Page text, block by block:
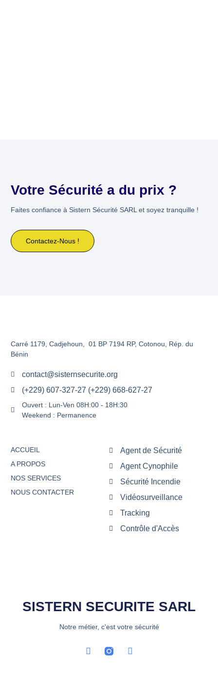
Votre Sécurité a du prix ?
Faites confiance à Sistern Sécurité SARL et soyez tranquille !
Contactez-Nous !
SISTERN SECURITE SARL
Notre métier, c'est votre sécurité
Agent de Sécurité
Agent Cynophile
Sécurité Incendie
Vidéosurveillance
Tracking
Contrôle d'Accès
ACCUEIL
A PROPOS
NOS SERVICES
NOUS CONTACTER
Carré 1179, Cadjehoun, 01 BP 7194 RP, Cotonou, Rép. du
Bénin
contact@sisternsecurite.org
(+229) 607-327-27 (+229) 668-627-27
Ouvert : Lun-Ven 08H:00 - 18H:30
Weekend : Permanence